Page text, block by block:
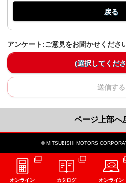
戻る
アンケート:ご意見をお聞かせくださ
(選択してくだ
送信する
ページ上部へ
© MITSUBISHI MOTORS
オンライン カタログ オンライン